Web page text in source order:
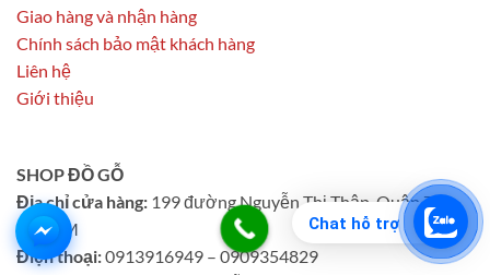
Chat hỗ trợ
Giao hàng và nhận hàng
Chính sách bảo mật khách hàng
Liên hệ
Giới thiệu
SHOP ĐỒ GỖ
Địa chỉ cửa hàng: 199 đường Nguyễn Thị Thập, Quận 7,
TPHCM
Điện thoại:0913916949 – 0909354829